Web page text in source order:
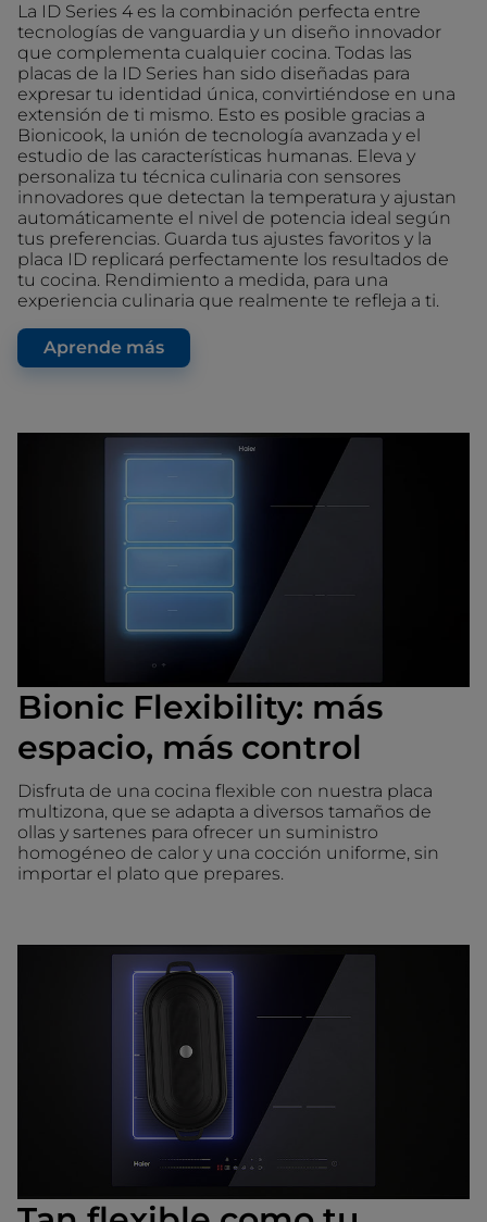
La ID Series 4 es la combinación perfecta entre
tecnologías de vanguardia y un diseño innovador
que complementa cualquier cocina. Todas las
placas de la ID Series han sido diseñadas para
expresar tu identidad única, convirtiéndose en una
extensión de ti mismo. Esto es posible gracias a
Bionicook, la unión de tecnología avanzada y el
estudio de las características humanas. Eleva y
personaliza tu técnica culinaria con sensores
innovadores que detectan la temperatura y ajustan
automáticamente el nivel de potencia ideal según
tus preferencias. Guarda tus ajustes favoritos y la
placa ID replicará perfectamente los resultados de
tu cocina. Rendimiento a medida, para una
experiencia culinaria que realmente te refleja a ti.
Aprende más
Bionic Flexibility: más
espacio, más control
Disfruta de una cocina flexible con nuestra placa
multizona, que se adapta a diversos tamaños de
ollas y sartenes para ofrecer un suministro
homogéneo de calor y una cocción uniforme, sin
importar el plato que prepares.